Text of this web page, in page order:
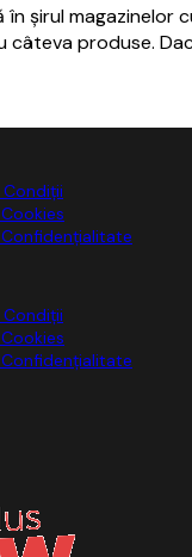
în șirul magazinelor
câteva produse.
Condiții
Condiții